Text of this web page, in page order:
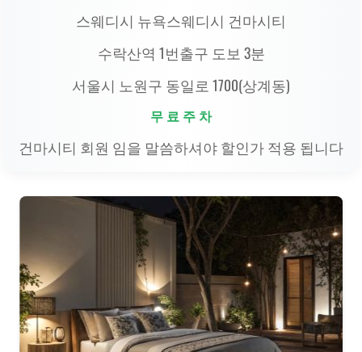
스웨디시 뉴욕스웨디시 건마시티
수락산역 1번출구 도보 3분
서울시 노원구 동일로 1700(상계동)
무 료 주 차
건마시티 회원 임을 말씀하셔야 할인가 적용 됩니다